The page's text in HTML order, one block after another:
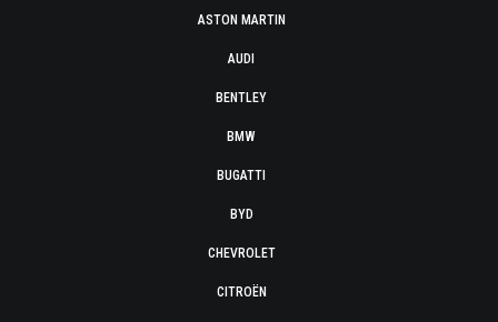
ASTON MARTIN
AUDI
BENTLEY
BMW
BUGATTI
BYD
CHEVROLET
CITROËN